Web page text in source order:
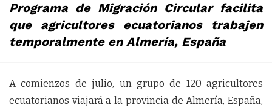
Programa de Migración Circular facilita
que agricultores ecuatorianos trabajen
temporalmente en Almería, España
A comienzos de julio, un grupo de 120 agricultores
ecuatorianos viajará a la provincia de Almería, España,